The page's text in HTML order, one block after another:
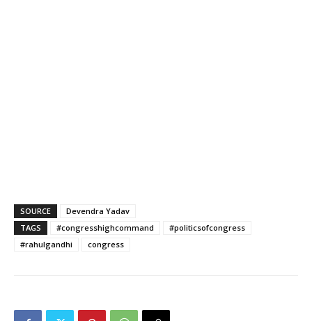
SOURCE
Devendra Yadav
TAGS
#congresshighcommand
#politicsofcongress
#rahulgandhi
congress